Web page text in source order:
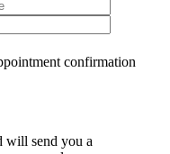
confirmation
will send you a